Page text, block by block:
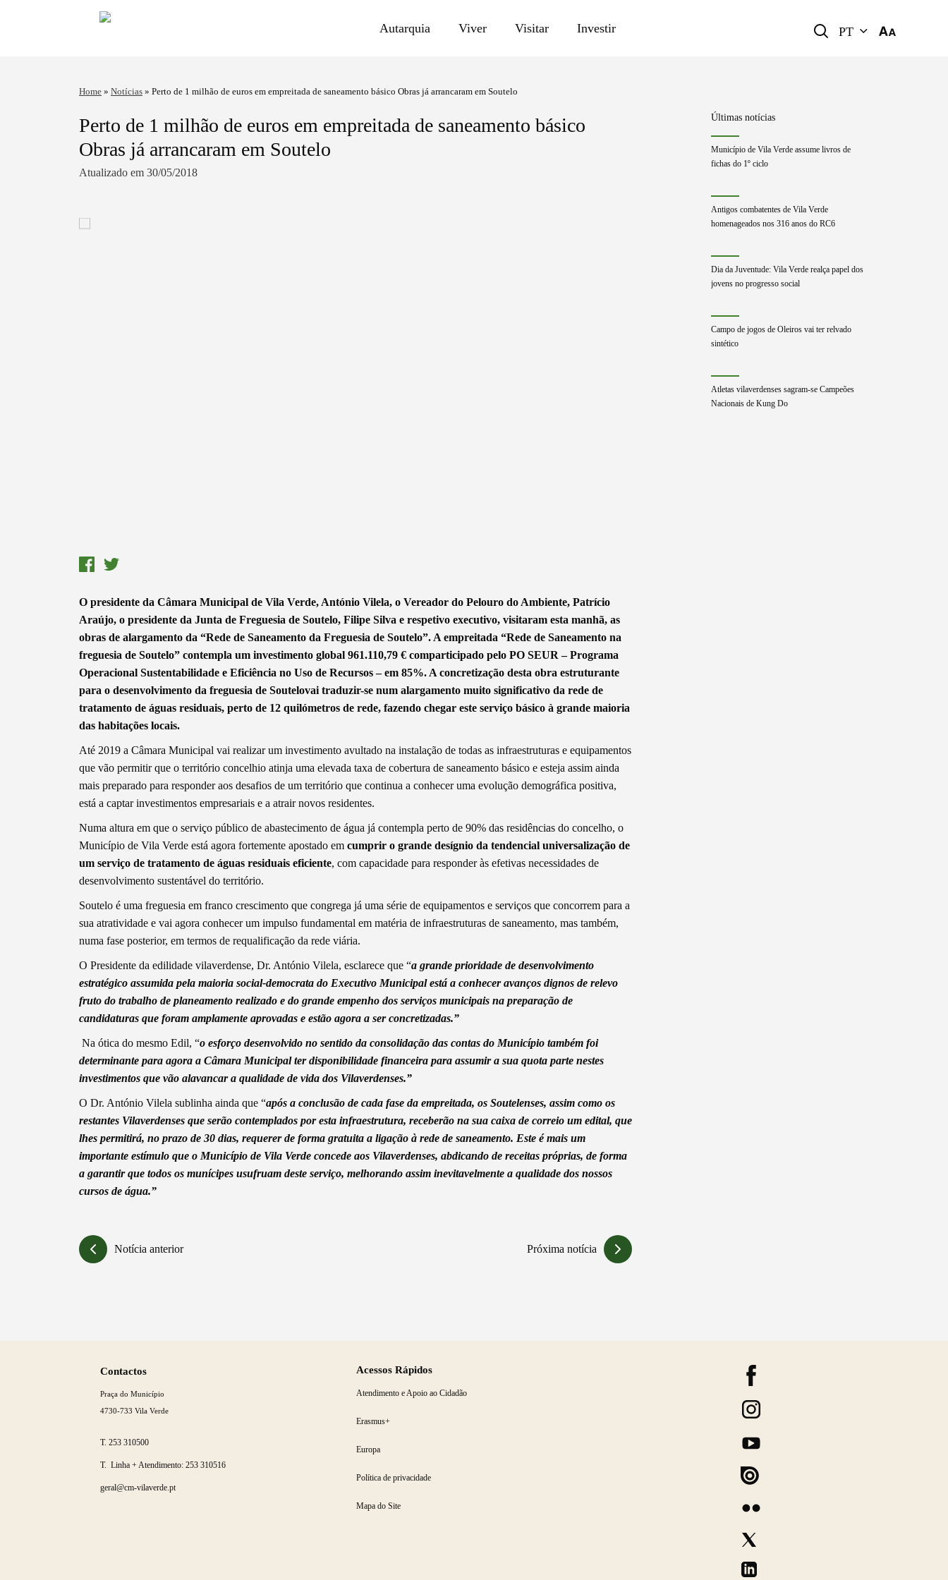
Autarquia Viver Visitar Investir PT
Termo de Pesquisa
Categorias gerais
Filtros
Home » Notícias » Perto de 1 milhão de euros em empreitada de saneamento básico Obras já arrancaram em Soutelo
Perto de 1 milhão de euros em empreitada de saneamento básico
Obras já arrancaram em Soutelo
Atualizado em 30/05/2018
O presidente da Câmara Municipal de Vila Verde, António Vilela, o Vereador do Pelouro do Ambiente, Patrício
Araújo, o presidente da Junta de Freguesia de Soutelo, Filipe Silva e respetivo executivo, visitaram esta manhã, as
obras de alargamento da “Rede de Saneamento da Freguesia de Soutelo”. A empreitada “Rede de Saneamento na
freguesia de Soutelo” contempla um investimento global 961.110,79 € comparticipado pelo PO SEUR – Programa
Operacional Sustentabilidade e Eficiência no Uso de Recursos – em 85%. A concretização desta obra estruturante
para o desenvolvimento da freguesia de Soutelovai traduzir-se num alargamento muito significativo da rede de
tratamento de águas residuais, perto de 12 quilómetros de rede, fazendo chegar este serviço básico à grande maioria
das habitações locais.
Até 2019 a Câmara Municipal vai realizar um investimento avultado na instalação de todas as infraestruturas e equipamentos
que vão permitir que o território concelhio atinja uma elevada taxa de cobertura de saneamento básico e esteja assim ainda
mais preparado para responder aos desafios de um território que continua a conhecer uma evolução demográfica positiva,
está a captar investimentos empresariais e a atrair novos residentes.
Numa altura em que o serviço público de abastecimento de água já contempla perto de 90% das residências do concelho, o
Município de Vila Verde está agora fortemente apostado em cumprir o grande desígnio da tendencial universalização de
um serviço de tratamento de águas residuais eficiente, com capacidade para responder às efetivas necessidades de
desenvolvimento sustentável do território.
Soutelo é uma freguesia em franco crescimento que congrega já uma série de equipamentos e serviços que concorrem para a
sua atratividade e vai agora conhecer um impulso fundamental em matéria de infraestruturas de saneamento, mas também,
numa fase posterior, em termos de requalificação da rede viária.
O Presidente da edilidade vilaverdense, Dr. António Vilela, esclarece que “a grande prioridade de desenvolvimento
estratégico assumida pela maioria social-democrata do Executivo Municipal está a conhecer avanços dignos de relevo
fruto do trabalho de planeamento realizado e do grande empenho dos serviços municipais na preparação de
candidaturas que foram amplamente aprovadas e estão agora a ser concretizadas.”
Na ótica do mesmo Edil, “o esforço desenvolvido no sentido da consolidação das contas do Município também foi
determinante para agora a Câmara Municipalter disponibilidade financeira para assumir a sua quota parte nestes
investimentos que vão alavancar a qualidade de vida dos Vilaverdenses.”
O Dr. António Vilela sublinha ainda que “após a conclusão de cada fase da empreitada, os Soutelenses, assim como os
restantes Vilaverdenses que serão contemplados por esta infraestrutura, receberão na sua caixa de correio um edital, que
lhes permitirá, no prazo de 30 dias, requerer de forma gratuita a ligação à rede de saneamento. Este é mais um
importante estímulo que o Município de Vila Verde concede aos Vilaverdenses, abdicando de receitas próprias, de forma
a garantir que todos os munícipes usufruam deste serviço, melhorando assim inevitavelmente a qualidade dos nossos
cursos de água.”
Notícia anterior Próxima notícia
Últimas notícias
Município de Vila Verde assume livros de
fichas do 1º ciclo
Antigos combatentes de Vila Verde
homenageados nos 316 anos do RC6
Dia da Juventude: Vila Verde realça papel dos
jovens no progresso social
Campo de jogos de Oleiros vai ter relvado
sintético
Atletas vilaverdenses sagram-se Campeões
Nacionais de Kung Do
Contactos
Praça do Município
4730-733 Vila Verde
T. 253 310500
T. Linha + Atendimento: 253 310516
geral@cm-vilaverde.pt
Acessos Rápidos
Atendimento e Apoio ao Cidadão
Erasmus+
Europa
Política de privacidade
Mapa do Site